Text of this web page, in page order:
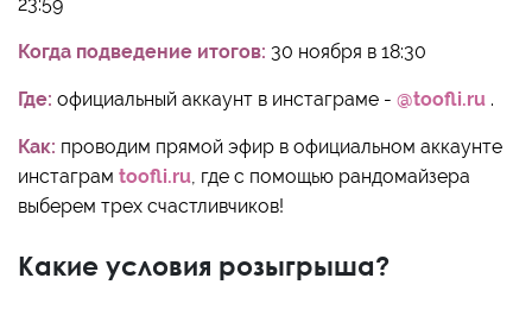
23:59
Когда подведение итогов: 30 ноября в 18:30
Где: официальный аккаунт в инстаграме - @toofli.ru .
Как: проводим прямой эфир в официальном аккаунте
инстаграм toofli.ru, где с помощью рандомайзера
выберем трех счастливчиков!
Какие условия розыгрыша?